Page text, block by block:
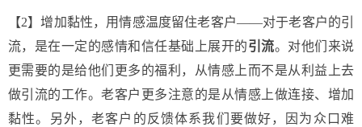
【2】增加黏性，用情感温度留住老客户——对于老客户的引
流，是在一定的感情和信任基础上展开的引流。对他们来说
更需要的是给他们更多的福利，从情感上而不是从利益上去
做引流的工作。老客户更多注意的是从情感上做连接、增加
黏性。另外，老客户的反馈体系我们要做好，因为众口难